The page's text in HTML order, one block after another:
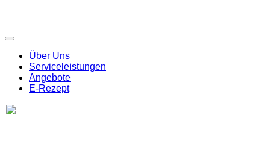
Über Uns
Serviceleistungen
Angebote
E-Rezept